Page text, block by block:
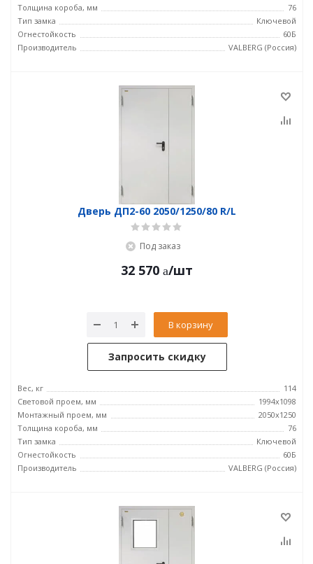
Толщина короба, мм
76
Тип замка
Ключевой
Огнестойкость
60Б
Производитель
VALBERG (Россия)
Дверь ДП2-60 2050/1250/80 R/L
Под заказ
32 570 /шт
В корзину
Запросить скидку
Вес, кг
114
Световой проем, мм
1994x1098
Монтажный проем, мм
2050x1250
Толщина короба, мм
76
Тип замка
Ключевой
Огнестойкость
60Б
Производитель
VALBERG (Россия)